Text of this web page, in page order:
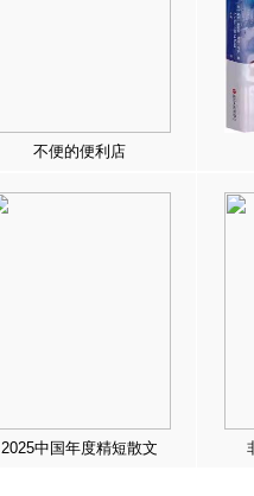
不便的便利店
2025中国年度精短散文